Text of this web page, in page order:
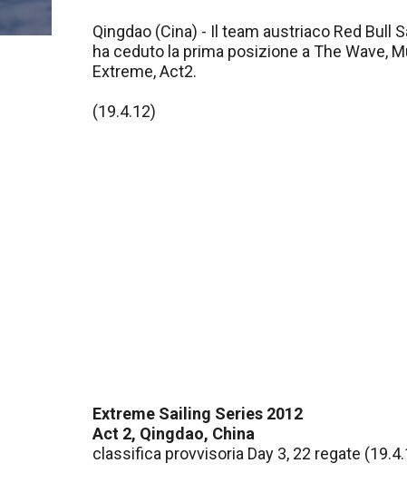
Qingdao (Cina) - Il team austriaco Red Bull
ha ceduto la prima posizione a The Wave,
Extreme, Act2.
(19.4.12)
Extreme Sailing Series 2012
Act 2, Qingdao, China
classifica provvisoria Day 3, 22 regate